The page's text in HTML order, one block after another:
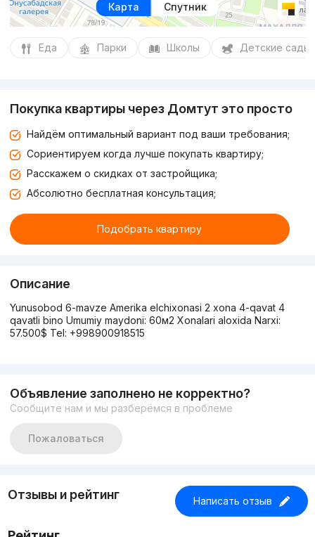
Карта Спутник
Еда Парки Школы Детские сады
Покупка квартиры через Домтут это просто
Найдём оптимальный вариант под ваши требования;
Сориентируем когда лучше покупать квартиру;
Расскажем о скидках от застройщика;
Абсолютно бесплатная консультация;
Подобрать квартиру
Описание
Yunusobod 6-mavze Amerika elchixonasi 2 xona 4-qavat 4
qavatli bino Umumiy maydoni: 60м2 Xonalari aloxida Narxi:
57.500$ Tel: +998900918515
Объявление заполнено не корректно?
Сообщите нам и мы разберёмся в проблеме
Пожаловаться
Отзывы и рейтинг Написать отзыв